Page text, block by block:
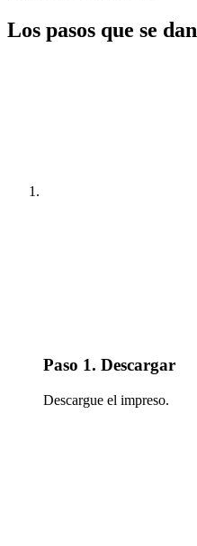
Los pasos que se dan
Paso 1. Descargar
Descargue el impreso.